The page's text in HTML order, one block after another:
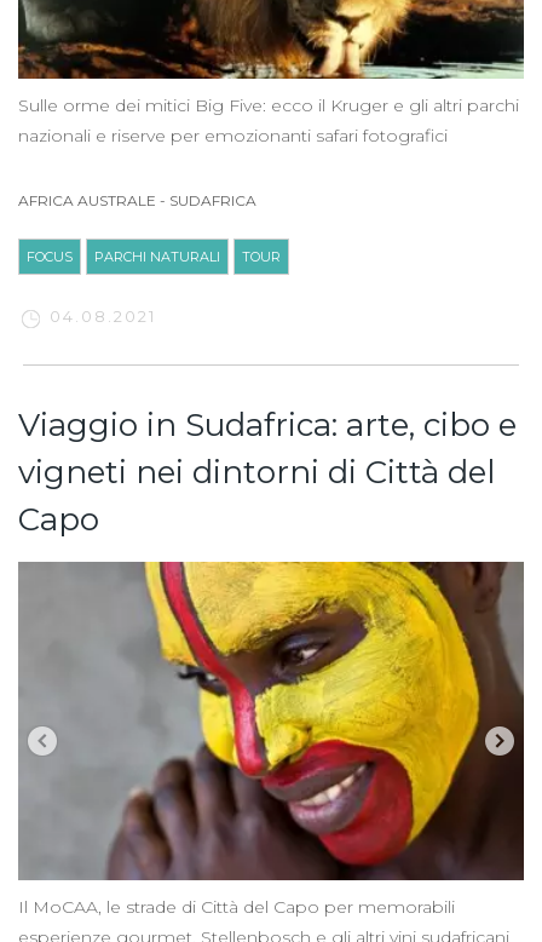
Sulle orme dei mitici Big Five: ecco il Kruger e gli altri parchi
nazionali e riserve per emozionanti safari fotografici
AFRICA AUSTRALE - SUDAFRICA
FOCUS PARCHI NATURALI TOUR
04.08.2021
Viaggio in Sudafrica: arte, cibo e
vigneti nei dintorni di Città del
Capo
Il MoCAA, le strade di Città del Capo per memorabili
esperienze gourmet, Stellenbosch e gli altri vini sudafricani